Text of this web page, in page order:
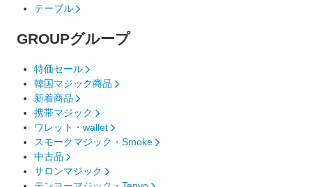
テーブル
GROUPグループ
特価セール
韓国マジック商品
新着商品
携帯マジック
ワレット・wallet
スモークマジック・Smoke
中古品
サロンマジック